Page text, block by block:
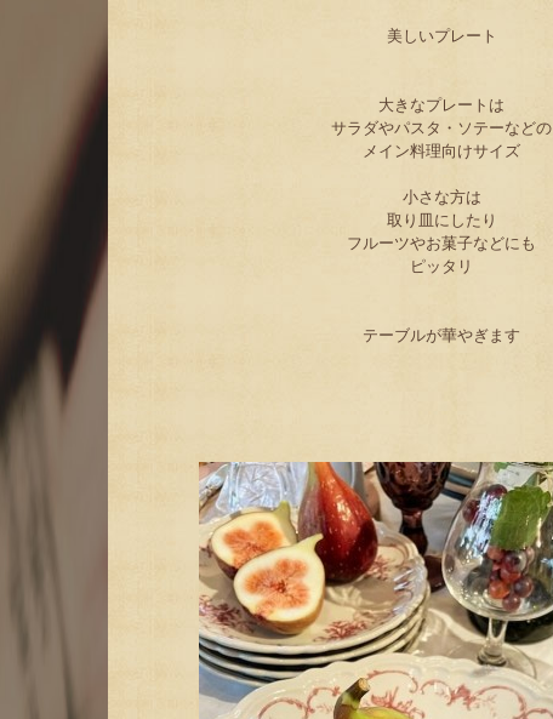
美しいプレート
大きなプレートは
サラダやパスタ・ソテーなどの
メイン料理向けサイズ
小さな方は
取り皿にしたり
フルーツやお菓子などにも
ピッタリ
テーブルが華やぎます